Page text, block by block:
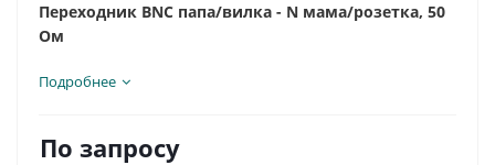
Переходник BNC папа/вилка - N мама/розетка, 50
Ом
Подробнее
По запросу